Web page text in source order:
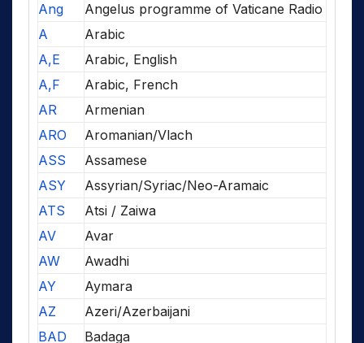
Ang
Angelus programme of Vaticane Radio
A
Arabic
A,E
Arabic, English
A,F
Arabic, French
AR
Armenian
ARO
Aromanian/Vlach
ASS
Assamese
ASY
Assyrian/Syriac/Neo-Aramaic
ATS
Atsi / Zaiwa
AV
Avar
AW
Awadhi
AY
Aymara
AZ
Azeri/Azerbaijani
BAD
Badaga